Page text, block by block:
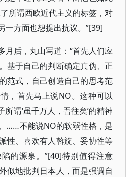
所谓西欧近代主义的标签，对
一方面也想提出抗议。”[39]
月后，丸山写道：“首先人们应
基于自己的判断确定真伪、正
范式，自己创造自己的思考范
，首先马上说NO。这种可以
谓‘虽千万人，吾往矣’的精神
……不能说NO的软弱性格，是
性、喜欢有人斡旋、妥协性等
的源泉。”[40]特别值得注意
似地批判日本人，而是强调自